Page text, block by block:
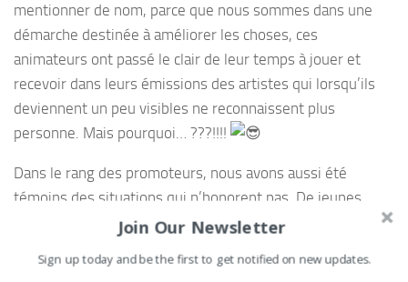
mentionner de nom, parce que nous sommes dans une
démarche destinée à améliorer les choses, ces
animateurs ont passé le clair de leur temps à jouer et
recevoir dans leurs émissions des artistes qui lorsqu’ils
deviennent un peu visibles ne reconnaissent plus
personne. Mais pourquoi… ???!!!!
Dans le rang des promoteurs, nous avons aussi été
témoins des situations qui n’honorent pas. De jeunes
promoteurs ont invité un artiste qu’ils ont pris le temps
pour venir jouer sur un spectacle organisé par ces
Join Our Newsletter
Sign up today and be the first to get notified on new updates.